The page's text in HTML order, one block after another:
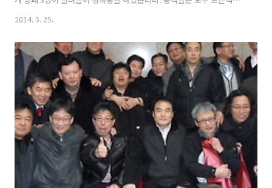
고 있는데, 어떤 중년남자가 깡패들의 악행을 말리다가 심하게 얻어 맞았
서 번갈아 성폭행 했습니다. 한참뒤 깡패3명과 여성버스 기사가 돌아왔
는데, 여성 기사는 아까 깡패를 제지하려 하다 다친 중년남자 한테 다짜
고짜 내리라고 합니다. 중년남자가 황당해 하면서, "아까 나는 도와주려
고 하지 않았느냐"고 하니까 여성 기사가 크게 소리를 지르면서 "당신이
내릴 때까지 출발 안 한다"고 단호히 말합니다. 중년남자가 안 내리고 버
티니까 승객들..
2014. 5. 25.